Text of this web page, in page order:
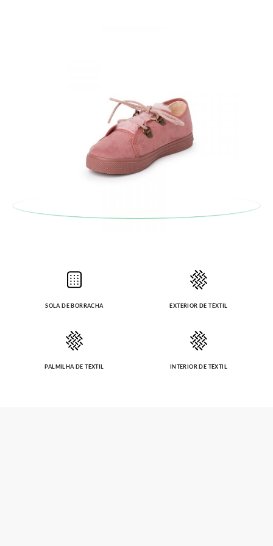
SOLA DE BORRACHA EXTERIOR DE TÊXTIL
PALMILHA DE TÊXTIL INTERIOR DE TÊXTIL